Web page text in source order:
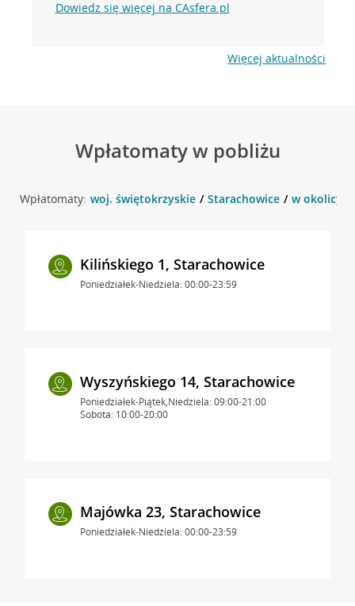
Dowiedz się więcej na CAsfera.pl
Więcej aktualności
Wpłatomaty w pobliżu
Wpłatomaty: woj. świętokrzyskie Starachowice w okolicy
Kilińskiego 1, Starachowice
Poniedziałek-Niedziela: 00:00-23:59
Wyszyńskiego 14, Starachowice
Poniedziałek-Piątek,Niedziela: 09:00-21:00
Sobota: 10:00-20:00
Majówka 23, Starachowice
Poniedziałek-Niedziela: 00:00-23:59